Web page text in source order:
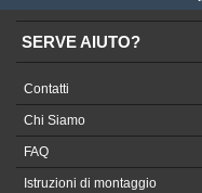
SERVE AIUTO?
Contatti
Chi Siamo
FAQ
Istruzioni di montaggio